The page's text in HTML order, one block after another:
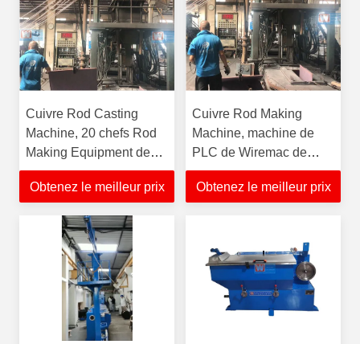
Cuivre Rod Casting
Machine, 20 chefs Rod
Making Equipment de
cuivre de cathode
Obtenez le meilleur prix
Cuivre Rod Making
Machine, machine de
PLC de Wiremac de
coulée continue de la
verticale 480V
Obtenez le meilleur prix